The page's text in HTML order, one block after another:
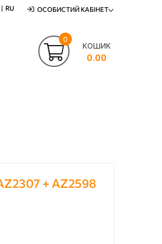
RU ОСОБИСТИЙ КАБІНЕТ
КОШИК
0.00
0
+ AZ2598